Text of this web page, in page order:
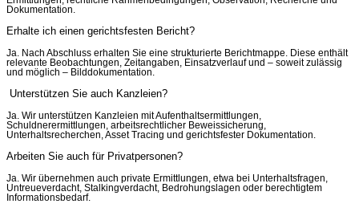
Dokumentation.
Erhalte ich einen gerichtsfesten Bericht?
Ja. Nach Abschluss erhalten Sie eine strukturierte Berichtmappe. Diese enthält
relevante Beobachtungen, Zeitangaben, Einsatzverlauf und – soweit zulässig
und möglich – Bilddokumentation.
Unterstützen Sie auch Kanzleien?
Ja. Wir unterstützen Kanzleien mit Aufenthaltsermittlungen,
Schuldnerermittlungen, arbeitsrechtlicher Beweissicherung,
Unterhaltsrecherchen, Asset Tracing und gerichtsfester Dokumentation.
Arbeiten Sie auch für Privatpersonen?
Ja. Wir übernehmen auch private Ermittlungen, etwa bei Unterhaltsfragen,
Untreueverdacht, Stalkingverdacht, Bedrohungslagen oder berechtigtem
Informationsbedarf.